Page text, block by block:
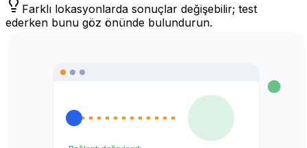
Farklı lokasyonlarda sonuçlar değişebilir; test
ederken bunu göz önünde bulundurun.